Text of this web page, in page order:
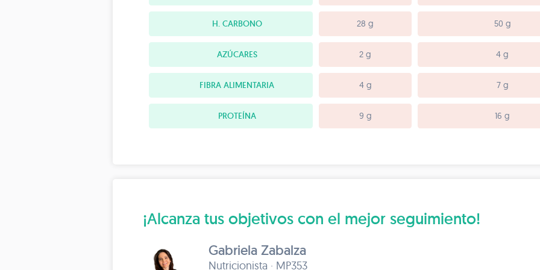
H. CARBONO 28 g 50 g
AZÚCARES 2 g 4 g
FIBRA ALIMENTARIA 4 g 7 g
PROTEÍNA 9 g 16 g
¡Alcanza tus objetivos con el mejor seguimiento!
Gabriela Zabalza
Nutricionista · MP353